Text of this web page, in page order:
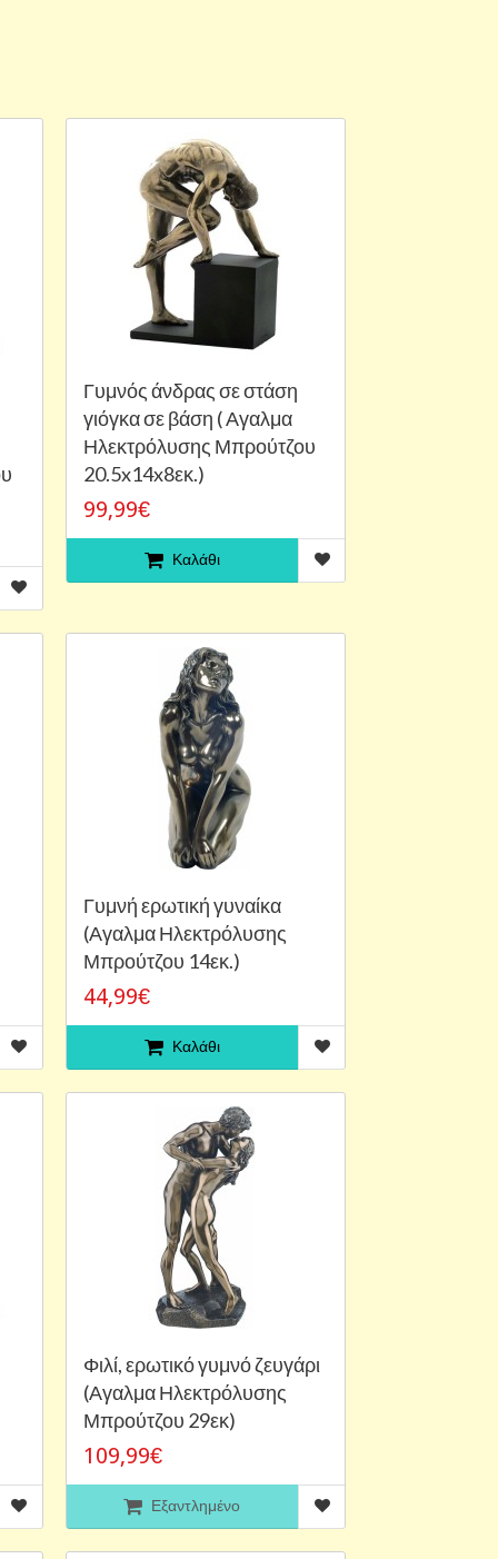
Γυμνός άνδρας σε στάση
γιόγκα σε βάση ( Αγαλμα
Ηλεκτρόλυσης Μπρούτζου
20.5x14x8εκ.)
99,99€
Καλάθι
Γυμνή ερωτική γυναίκα
(Αγαλμα Ηλεκτρόλυσης
Μπρούτζου 14εκ.)
44,99€
Καλάθι
Φιλί, ερωτικό γυμνό ζευγάρι
(Αγαλμα Ηλεκτρόλυσης
Μπρούτζου 29εκ)
109,99€
Εξαντλημένο